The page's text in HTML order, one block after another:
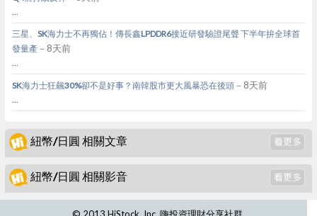
...
三星、SK海力士不再獨佔！傳長鑫LPDDR6接近研發驗證尾聲 下半年拚全球首
發量產－8天前
...
SK海力士狂飆30%卻不是好事？南韓股市更大風暴恐在後頭－8天前
...
紐幣/日圓 相關文章
紐幣/日圓 相關影音